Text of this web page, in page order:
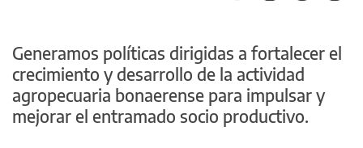
Generamos políticas dirigidas a fortalecer el
crecimiento y desarrollo de la actividad
agropecuaria bonaerense para impulsar y
mejorar el entramado socio productivo.